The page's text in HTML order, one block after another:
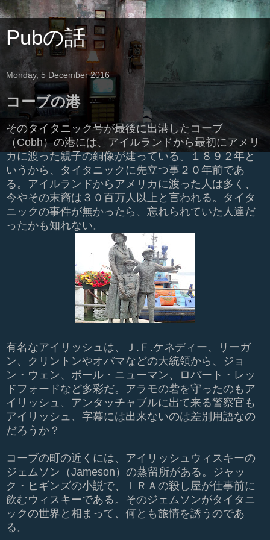
Pubの話
Monday, 5 December 2016
コーブの港
そのタイタニック号が最後に出港したコーブ
（Cobh）の港には、アイルランドから最初にアメリ
カに渡った親子の銅像が建っている。１８９２年と
いうから、タイタニックに先立つ事２０年前であ
る。アイルランドからアメリカに渡った人は多く、
今やその末裔は３０百万人以上と言われる。タイタ
ニックの事件が無かったら、忘れられていた人達だ
ったかも知れない。
有名なアイリッシュは、Ｊ.Ｆ.ケネディー、リーガ
ン、クリントンやオバマなどの大統領から、ジョ
ン・ウェン、ポール・ニューマン、ロバート・レッ
ドフォードなど多彩だ。アラモの砦を守ったのもア
イリッシュ、アンタッチャブルに出て来る警察官も
アイリッシュ、字幕には出来ないのは差別用語なの
だろうか？
コーブの町の近くには、アイリッシュウィスキーの
ジェムソン（Jameson）の蒸留所がある。ジャッ
ク・ヒギンズの小説で、ＩＲＡの殺し屋が仕事前に
飲むウィスキーである。そのジェムソンがタイタニ
ックの世界と相まって、何とも旅情を誘うのであ
る。